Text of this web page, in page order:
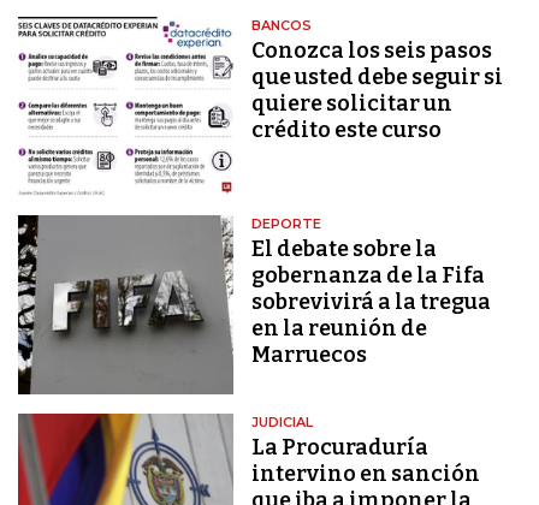
BANCOS
Conozca los seis pasos
que usted debe seguir si
quiere solicitar un
crédito este curso
DEPORTE
El debate sobre la
gobernanza de la Fifa
sobrevivirá a la tregua
en la reunión de
Marruecos
JUDICIAL
La Procuraduría
intervino en sanción